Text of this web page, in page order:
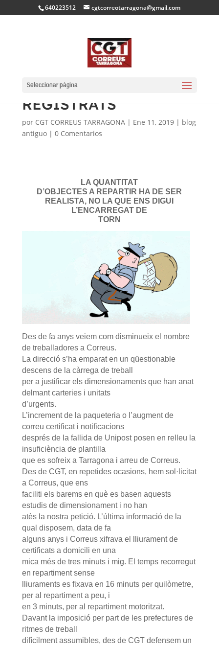
640223512 cgtcorreotarragona@gmail.com
Seleccionar página
ENVIAMENTS
REGISTRATS
por CGT CORREUS TARRAGONA| Ene 11, 2019| blog
antiguo| 0 Comentarios
LA QUANTITAT
D’OBJECTES A REPARTIR HA DE SER
REALISTA, NO LA QUE ENS DIGUI
L’ENCARREGAT DE
TORN
Des de fa anys veiem com disminueix el nombre
de treballadores a Correus.
La direcció s’ha emparat en un qüestionable
descens de la càrrega de treball
per a justificar els dimensionaments que han anat
delmant carteries i unitats
d’urgents.
L’increment de la paqueteria o l’augment de
correu certificat i notificacions
després de la fallida de Unipost posen en relleu la
insuficiència de plantilla
que es sofreix a Tarragona i arreu de Correus.
Des de CGT, en repetides ocasions, hem sol·licitat
a Correus, que ens
faciliti els barems en què es basen aquests
estudis de dimensionament i no han
atès la nostra petició. L’última informació de la
qual disposem, data de fa
alguns anys i Correus xifrava el lliurament de
certificats a domicili en una
mica més de tres minuts i mig. El temps recorregut
en repartiment sense
lliuraments es fixava en 16 minuts per quilòmetre,
per al repartiment a peu, i
en 3 minuts, per al repartiment motoritzat.
Davant la imposició per part de les prefectures de
ritmes de treball
difícilment assumibles, des de CGT defensem un